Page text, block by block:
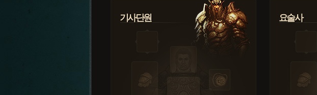
기사단원 요술사